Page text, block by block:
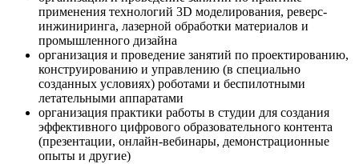
применения технологий 3D моделирования, реверс-
инжиниринга, лазерной обработки материалов и
промышленного дизайна
организация и проведение занятий по проектированию,
конструированию и управлению (в специально
созданных условиях) роботами и беспилотными
летательными аппаратами
организация практики работы в студии для создания
эффективного цифрового образовательного контента
(презентации, онлайн-вебинары, демонстрационные
опыты и другие)